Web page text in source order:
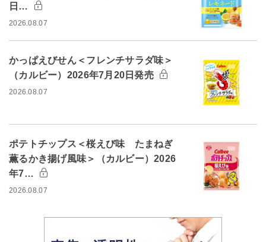
日…
2026.08.07
かっぱえびせん＜フレンチサラダ味＞
（カルビー）2026年7月20日発売
2026.08.07
ポテトチップス＜桜えび味 たまねぎ
薫るかき揚げ風味＞（カルビー）2026
年7…
2026.08.07